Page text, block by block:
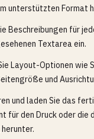
unterstützten Format
Beschreibungen für
Textarea ein.
Layout-Optionen wie
und
und laden Sie das
für den Druck oder die